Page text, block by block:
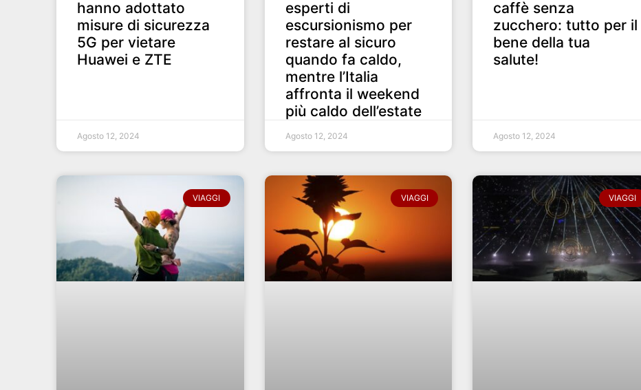
hanno adottato
misure di sicurezza
5G per vietare
Huawei e ZTE
Agosto 12, 2024
esperti di
escursionismo per
restare al sicuro
quando fa caldo,
mentre l’Italia
affronta il weekend
più caldo dell’estate
Agosto 12, 2024
caffè senza
zucchero: tutto per il
bene della tua
salute!
Agosto 12, 2024
VIAGGI VIAGGI VIAGGI